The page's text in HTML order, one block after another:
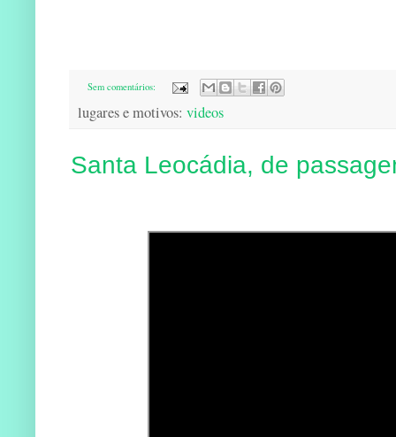
Sem comentários:
lugares e motivos: videos
Santa Leocádia, de